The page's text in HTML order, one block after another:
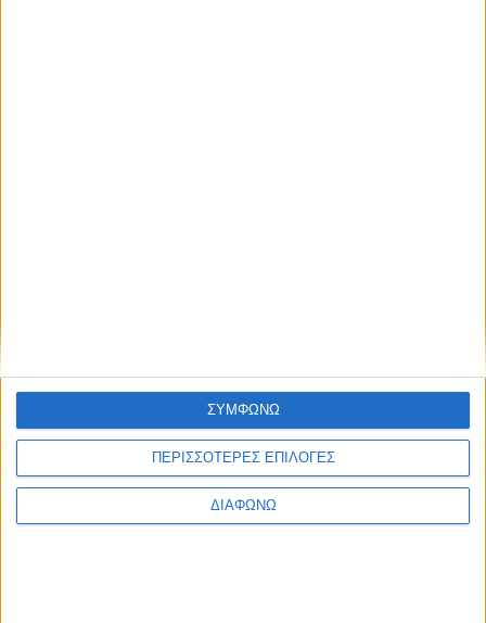
ΠΕΡΙΣΣΟΤΕΡΕΣ ΕΠΙΛΟΓΕΣ
ΔΙΑΦΩΝΩ
ΣΥΜΦΩΝΩ